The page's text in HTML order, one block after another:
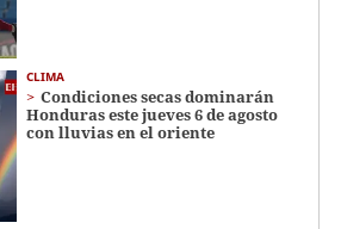
CLIMA
Condiciones secas dominarán
Honduras este jueves 6 de agosto
con lluvias en el oriente